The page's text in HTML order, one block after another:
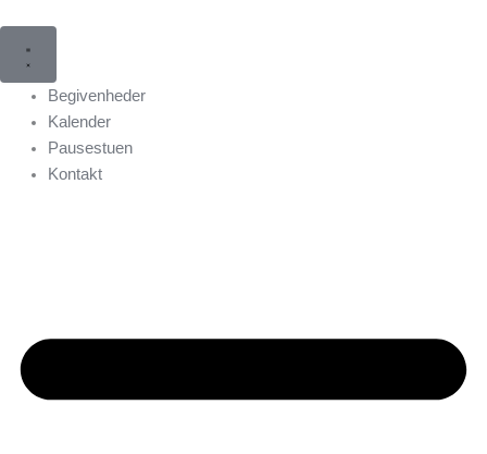
indholdet
Begivenheder
Kalender
Pausestuen
Kontakt